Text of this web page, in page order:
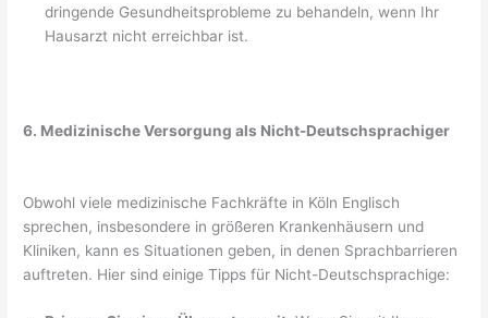
dringende Gesundheitsprobleme zu behandeln, wenn Ihr
Hausarzt nicht erreichbar ist.
6. Medizinische Versorgung als Nicht-Deutschsprachiger
Obwohl viele medizinische Fachkräfte in Köln Englisch
sprechen, insbesondere in größeren Krankenhäusern und
Kliniken, kann es Situationen geben, in denen Sprachbarrieren
auftreten. Hier sind einige Tipps für Nicht-Deutschsprachige: